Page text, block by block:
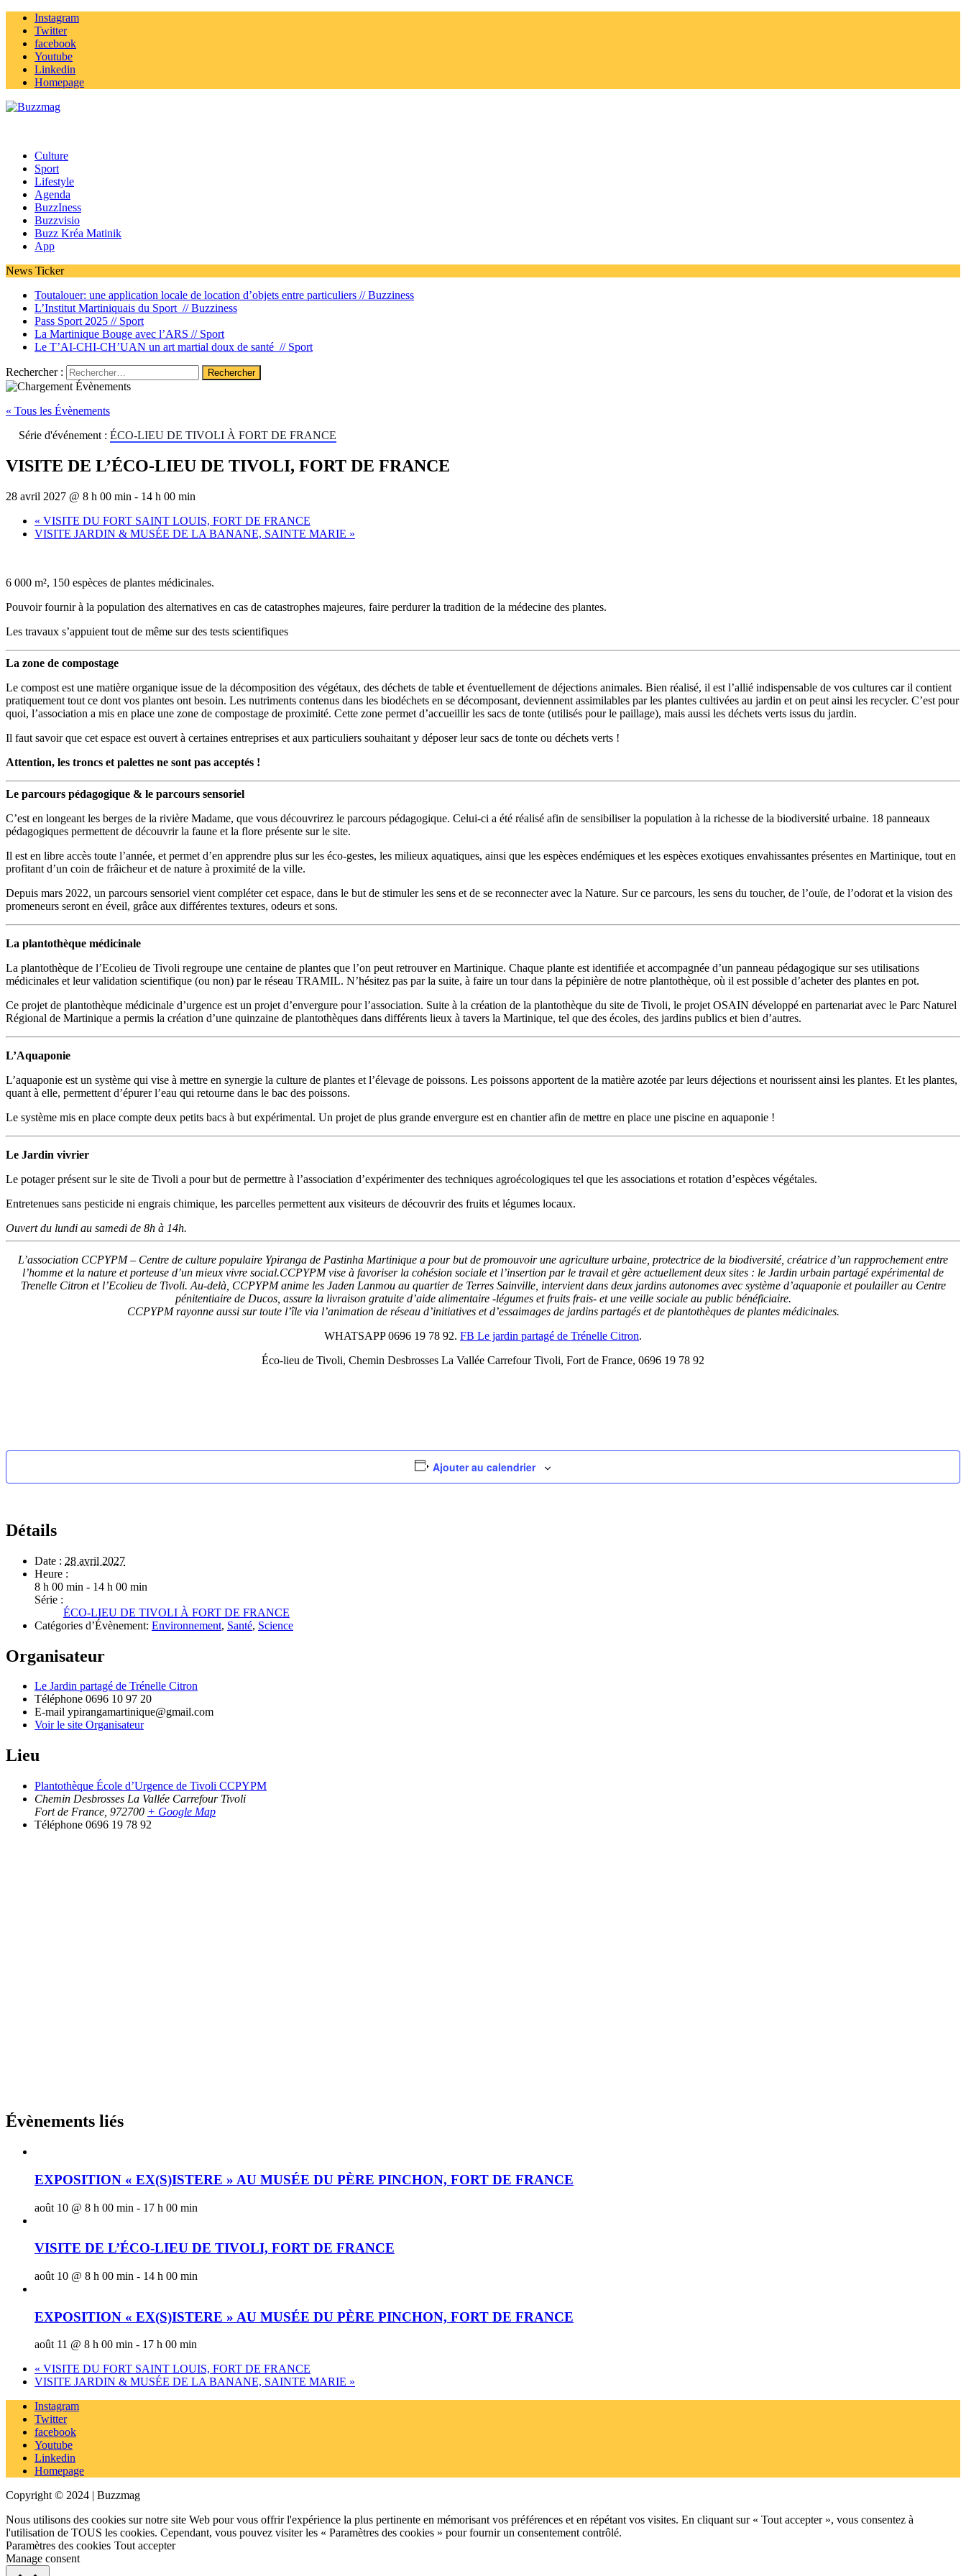
Instagram
Twitter
facebook
Youtube
Linkedin
Homepage
Culture
Sport
Lifestyle
Agenda
BuzzIness
Buzzvisio
Buzz Kréa Matinik
App
News Ticker
Toutalouer: une application locale de location d’objets entre particuliers //Buzziness
L’Institut Martiniquais du Sport //Buzziness
Pass Sport 2025 // Sport
La Martinique Bouge avec l’ARS // Sport
Le T’AI-CHI-CH’UAN un art martial doux de santé // Sport
Rechercher :
« Tous les Évènements
Série d'événement : ÉCO-LIEU DE TIVOLI À FORT DE FRANCE
VISITE DE L’ÉCO-LIEU DE TIVOLI, FORT DE FRANCE
28 avril 2027 @ 8 h 00 min - 14 h 00 min
« VISITE DU FORT SAINT LOUIS, FORT DE FRANCE
VISITE JARDIN & MUSÉE DE LA BANANE, SAINTE MARIE »
6 000 m², 150 espèces de plantes médicinales.
Pouvoir fournir à la population des alternatives en cas de catastrophes majeures, faire perdurer la tradition de la médecine des plantes.
Les travaux s’appuient tout de même sur des tests scientifiques
La zone de compostage
Le compost est une matière organique issue de la décomposition des végétaux, des déchets de table et éventuellement de déjections animales. Bien réalisé, il est l’allié indispensable de vos cultures car il contient
pratiquement tout ce dont vos plantes ont besoin. Les nutriments contenus dans les biodéchets en se décomposant, deviennent assimilables par les plantes cultivées au jardin et on peut ainsi les recycler. C’est pour
quoi, l’association a mis en place une zone de compostage de proximité. Cette zone permet d’accueillir les sacs de tonte (utilisés pour le paillage), mais aussi les déchets verts issus du jardin.
Il faut savoir que cet espace est ouvert à certaines entreprises et aux particuliers souhaitant y déposer leur sacs de tonte ou déchets verts !
Attention, les troncs et palettes ne sont pas acceptés !
Le parcours pédagogique & le parcours sensoriel
C’est en longeant les berges de la rivière Madame, que vous découvrirez le parcours pédagogique. Celui-ci a été réalisé afin de sensibiliser la population à la richesse de la biodiversité urbaine. 18 panneaux
pédagogiques permettent de découvrir la faune et la flore présente sur le site.
Il est en libre accès toute l’année, et permet d’en apprendre plus sur les éco-gestes, les milieux aquatiques, ainsi que les espèces endémiques et les espèces exotiques envahissantes présentes en Martinique, tout en
profitant d’un coin de frâicheur et de nature à proximité de la ville.
Depuis mars 2022, un parcours sensoriel vient compléter cet espace, dans le but de stimuler les sens et de se reconnecter avec la Nature. Sur ce parcours, les sens du toucher, de l’ouïe, de l’odorat et la vision des
promeneurs seront en éveil, grâce aux différentes textures, odeurs et sons.
La plantothèque médicinale
La plantothèque de l’Ecolieu de Tivoli regroupe une centaine de plantes que l’on peut retrouver en Martinique. Chaque plante est identifiée et accompagnée d’un panneau pédagogique sur ses utilisations
médicinales et leur validation scientifique (ou non) par le réseau TRAMIL. N’hésitez pas par la suite, à faire un tour dans la pépinière de notre plantothèque, où il est possible d’acheter des plantes en pot.
Ce projet de plantothèque médicinale d’urgence est un projet d’envergure pour l’association. Suite à la création de la plantothèque du site de Tivoli, le projet OSAIN développé en partenariat avec le Parc Naturel
Régional de Martinique a permis la création d’une quinzaine de plantothèques dans différents lieux à tavers la Martinique, tel que des écoles, des jardins publics et bien d’autres.
L’Aquaponie
L’aquaponie est un système qui vise à mettre en synergie la culture de plantes et l’élevage de poissons. Les poissons apportent de la matière azotée par leurs déjections et nourissent ainsi les plantes. Et les plantes,
quant à elle, permettent d’épurer l’eau qui retourne dans le bac des poissons.
Le système mis en place compte deux petits bacs à but expérimental. Un projet de plus grande envergure est en chantier afin de mettre en place une piscine en aquaponie !
Le Jardin vivrier
Le potager présent sur le site de Tivoli a pour but de permettre à l’association d’expérimenter des techniques agroécologiques tel que les associations et rotation d’espèces végétales.
Entretenues sans pesticide ni engrais chimique, les parcelles permettent aux visiteurs de découvrir des fruits et légumes locaux.
Ouvert du lundi au samedi de 8h à 14h.
L’association CCPYPM – Centre de culture populaire Ypiranga de Pastinha Martinique a pour but de promouvoir une agriculture urbaine, protectrice de la biodiversité, créatrice d’un rapprochement entre
l’homme et la nature et porteuse d’un mieux vivre social.CCPYPM vise à favoriser la cohésion sociale et l’insertion par le travail et gère actuellement deux sites : le Jardin urbain partagé expérimental de
Trenelle Citron et l’Ecolieu de Tivoli. Au-delà, CCPYPM anime les Jaden Lanmou au quartier de Terres Sainville, intervient dans deux jardins autonomes avec système d’aquaponie et poulailler au Centre
pénitentiaire de Ducos, assure la livraison gratuite d’aide alimentaire -légumes et fruits frais- et une veille sociale au public bénéficiaire.
CCPYPM rayonne aussi sur toute l’île via l’animation de réseau d’initiatives et d’essaimages de jardins partagés et de plantothèques de plantes médicinales.
WHATSAPP 0696 19 78 92. FB Le jardin partagé de Trénelle Citron.
Éco-lieu de Tivoli, Chemin Desbrosses La Vallée Carrefour Tivoli, Fort de France, 0696 19 78 92
Ajouter au calendrier
Détails
Date : 28 avril 2027
Heure :
8 h 00 min - 14 h 00 min
Série :
ÉCO-LIEU DE TIVOLI À FORT DE FRANCE
Catégories d’Évènement: Environnement, Santé, Science
Organisateur
Le Jardin partagé de Trénelle Citron
Téléphone 0696 10 97 20
E-mail ypirangamartinique@gmail.com
Voir le site Organisateur
Lieu
Plantothèque École d’Urgence de Tivoli CCPYPM
Chemin Desbrosses La Vallée Carrefour Tivoli
Fort de France 972700 + Google Map
Téléphone 0696 19 78 92
Évènements liés
EXPOSITION « EX(S)ISTERE » AU MUSÉE DU PÈRE PINCHON, FORT DE FRANCE
août 10 @ 8 h 00 min - 17 h 00 min
VISITE DE L’ÉCO-LIEU DE TIVOLI, FORT DE FRANCE
août 10 @ 8 h 00 min - 14 h 00 min
EXPOSITION « EX(S)ISTERE » AU MUSÉE DU PÈRE PINCHON, FORT DE FRANCE
août 11 @ 8 h 00 min - 17 h 00 min
« VISITE DU FORT SAINT LOUIS, FORT DE FRANCE
VISITE JARDIN & MUSÉE DE LA BANANE, SAINTE MARIE »
Instagram
Twitter
facebook
Youtube
Linkedin
Homepage
Copyright © 2024 | Buzzmag
Nous utilisons des cookies sur notre site Web pour vous offrir l'expérience la plus pertinente en mémorisant vos préférences et en répétant vos visites. En cliquant sur « Tout accepter », vous consentez à
l'utilisation de TOUS les cookies. Cependant, vous pouvez visiter les « Paramètres des cookies » pour fournir un consentement contrôlé.
Paramètres des cookies Tout accepter
Manage consent